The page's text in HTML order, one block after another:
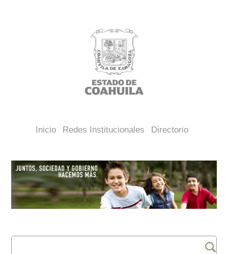
Inicio Redes Institucionales Directorio
Buscar